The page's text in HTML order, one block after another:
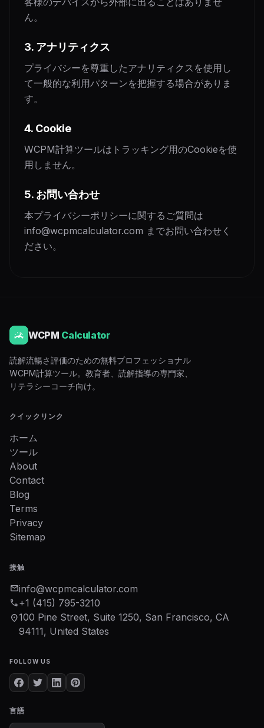
ん。
3. アナリティクス
プライバシーを尊重したアナリティクスを使用し
て一般的な利用パターンを把握する場合がありま
す。
4. Cookie
WCPM計算ツールはトラッキング用のCookieを使
用しません。
5. お問い合わせ
本プライバシーポリシーに関するご質問は
info@wcpmcalculator.com までお問い合わせく
ださい。
WCPM Calculator
読解流暢さ評価のための無料プロフェッショナル
WCPM計算ツール。教育者、読解指導の専門家、
リテラシーコーチ向け。
クイックリンク
ホーム
ツール
About
Contact
Blog
Terms
Privacy
Sitemap
接触
mailinfo@wcpmcalculator.com
phone+1 (415) 795-3210
location_on100 Pine Street, Suite 1250, San Francisco, CA
94111, United States
FOLLOW US
言語